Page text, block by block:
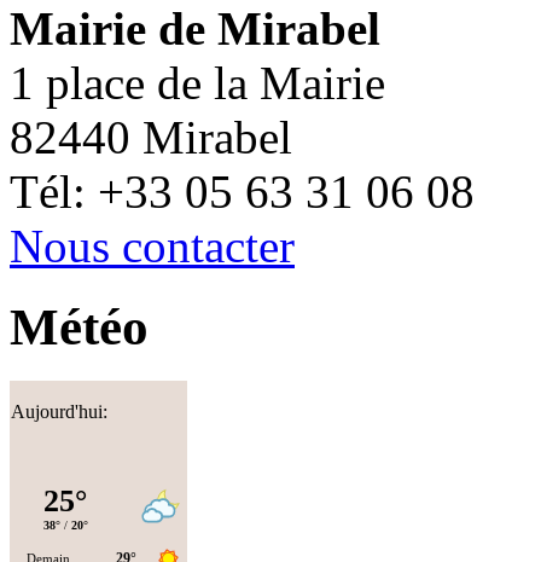
Mairie de Mirabel
1 place de la Mairie
82440 Mirabel
Tél: +33 05 63 31 06 08
Nous contacter
Météo
Aujourd'hui: